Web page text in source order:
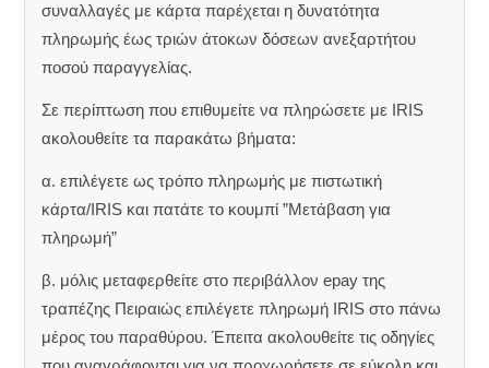
συναλλαγές με κάρτα παρέχεται η δυνατότητα
πληρωμής έως τριών άτοκων δόσεων ανεξαρτήτου
ποσού παραγγελίας.
Σε περίπτωση που επιθυμείτε να πληρώσετε με IRIS
ακολουθείτε τα παρακάτω βήματα:
α. επιλέγετε ως τρόπο πληρωμής με πιστωτική
κάρτα/IRIS και πατάτε το κουμπί ”Μετάβαση για
πληρωμή”
β. μόλις μεταφερθείτε στο περιβάλλον epay της
τραπέζης Πειραιώς επιλέγετε πληρωμή IRIS στο πάνω
μέρος του παραθύρου. Έπειτα ακολουθείτε τις οδηγίες